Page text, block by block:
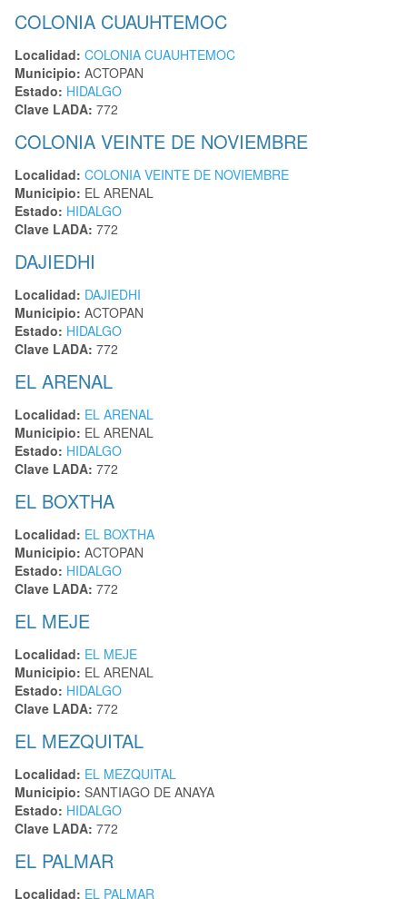
COLONIA CUAUHTEMOC
Localidad: COLONIA CUAUHTEMOC
Municipio: ACTOPAN
Estado: HIDALGO
Clave LADA: 772
COLONIA VEINTE DE NOVIEMBRE
Localidad: COLONIA VEINTE DE NOVIEMBRE
Municipio: EL ARENAL
Estado: HIDALGO
Clave LADA: 772
DAJIEDHI
Localidad: DAJIEDHI
Municipio: ACTOPAN
Estado: HIDALGO
Clave LADA: 772
EL ARENAL
Localidad: EL ARENAL
Municipio: EL ARENAL
Estado: HIDALGO
Clave LADA: 772
EL BOXTHA
Localidad: EL BOXTHA
Municipio: ACTOPAN
Estado: HIDALGO
Clave LADA: 772
EL MEJE
Localidad: EL MEJE
Municipio: EL ARENAL
Estado: HIDALGO
Clave LADA: 772
EL MEZQUITAL
Localidad: EL MEZQUITAL
Municipio: SANTIAGO DE ANAYA
Estado: HIDALGO
Clave LADA: 772
EL PALMAR
Localidad: EL PALMAR